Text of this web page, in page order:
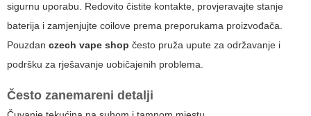
sigurnu uporabu. Redovito čistite kontakte, provjeravajte stanje
baterija i zamjenjujte coilove prema preporukama proizvođača.
Pouzdan czech vape shop često pruža upute za održavanje i
podršku za rješavanje uobičajenih problema.
Često zanemareni detalji